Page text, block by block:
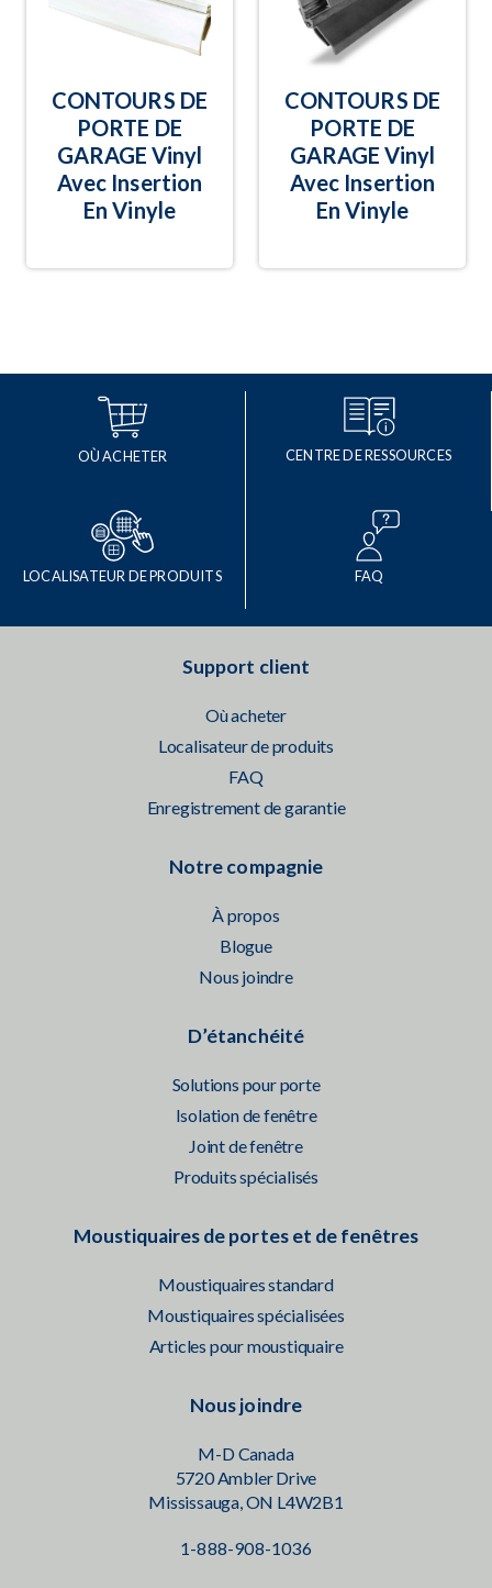
CONTOURS DE
PORTE DE
GARAGE Vinyl
Avec Insertion
En Vinyle
CONTOURS DE
PORTE DE
GARAGE Vinyl
Avec Insertion
En Vinyle
OÙ ACHETER CENTRE DE RESSOURCES
LOCALISATEUR DE PRODUITS FAQ
Support client
Où acheter
Localisateur de produits
FAQ
Enregistrement de garantie
Notre compagnie
À propos
Blogue
Nous joindre
D’étanchéité
Solutions pour porte
Isolation de fenêtre
Joint de fenêtre
Produits spécialisés
Moustiquaires de portes et de fenêtres
Moustiquaires standard
Moustiquaires spécialisées
Articles pour moustiquaire
Nous joindre
M-D Canada
5720 Ambler Drive
Mississauga, ON L4W2B1
1-888-908-1036